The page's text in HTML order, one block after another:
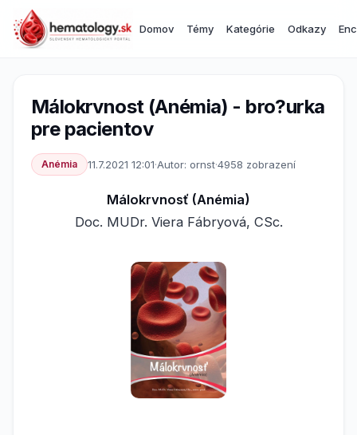
Domov Témy Kategórie Odkazy
Málokrvnost (Anémia) - bro?urka
pre pacientov
Anémia 11.7.2021 12:01·Autor: ornst·4958 zobrazení
Málokrvnosť (Anémia)
Doc. MUDr. Viera Fábryová, CSc.